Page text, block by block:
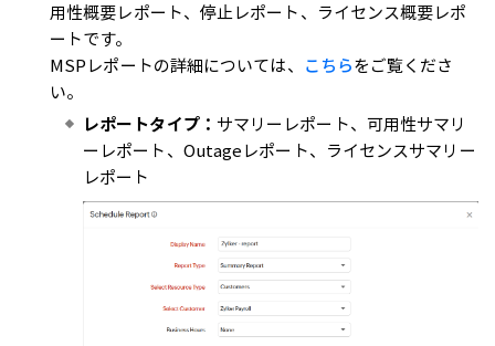
用性概要レポート、停止レポート、ライセンス概要レポ
ートです。
MSPレポートの詳細については、 こちらをご覧くださ
い。
レポートタイプ： サマリーレポート、可用性サマリ
ーレポート、Outageレポート、ライセンスサマリー
レポート